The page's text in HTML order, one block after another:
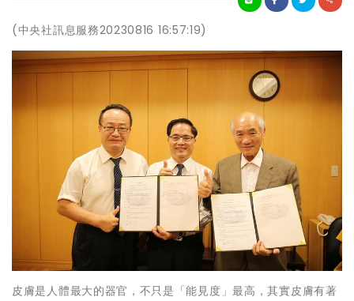
(中央社訊息服務20230816 16:57:19)
皮膚是人體最大的器官，不只是「能見度」最高，其實皮膚有著